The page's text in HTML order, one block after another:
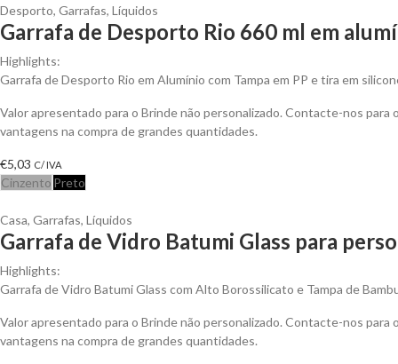
Desporto, Garrafas, Líquidos
Garrafa de Desporto Rio 660 ml em
Highlights:
Garrafa de Desporto Rio em Alumínio com Tampa em PP e tira em
Valor apresentado para o Brinde não personalizado. Contacte-nos para
vantagens na compra de grandes quantidades.
€5,03 C/ IVA
Cinzento Preto
Casa, Garrafas, Líquidos
Garrafa de Vidro Batumi Glass para
Highlights:
Garrafa de Vidro Batumi Glass com Alto Borossilicato e Tampa de
Valor apresentado para o Brinde não personalizado. Contacte-nos para
vantagens na compra de grandes quantidades.